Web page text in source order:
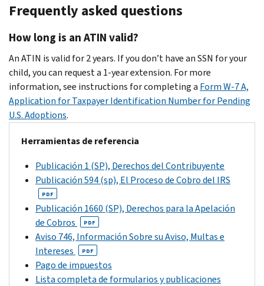
Frequently asked questions
How long is an ATIN valid?
An ATIN is valid for 2 years. If you don’t have an SSN for your
child, you can request a 1-year extension. For more
information, see instructions for completing a Form W-7 A,
Application for Taxpayer Identification Number for Pending
U.S. Adoptions.
Herramientas de referencia
Publicación 1 (SP), Derechos del Contribuyente
Publicación 594 (sp), El Proceso de Cobro del IRS
PDF
Publicación 1660 (SP), Derechos para la Apelación
de Cobros
PDF
Aviso 746, Información Sobre su Aviso, Multas e
Intereses
PDF
Pago de impuestos
Lista completa de formularios y publicaciones